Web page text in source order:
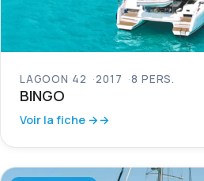
LAGOON 42 2017 8 PERS.
BINGO
Voir la fiche →